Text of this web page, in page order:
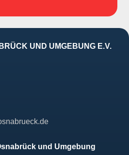
UND UMGEBUNG E.V.
und Umgebung